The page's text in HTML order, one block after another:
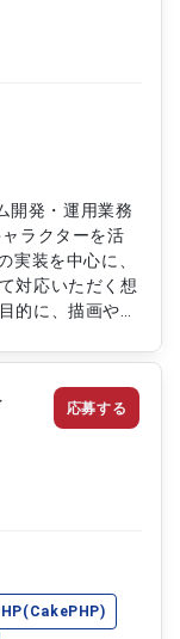
既存機能の改修
・ソース管理
フローの改善
開発・運用業務
ラクターを活
実装を中心に、
対応いただく想
的に、描画やパ
だきます。
ムの設計、開
内UIの設計およ
を活用した戦
やエディタ拡
ラフィック表
ーマンス最適
応募する